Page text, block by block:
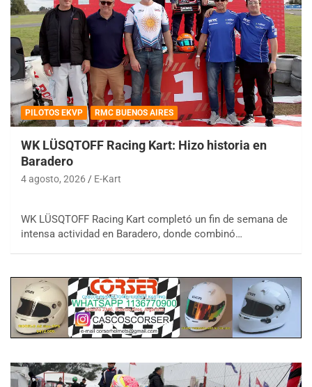
PILOTOS EKVP RMC BUENOS AIRES
WK LÜSQTOFF Racing Kart: Hizo historia en
Baradero
4 agosto, 2026 E-Kart
WK LÜSQTOFF Racing Kart completó un fin de semana de
intensa actividad en Baradero, donde combinó…